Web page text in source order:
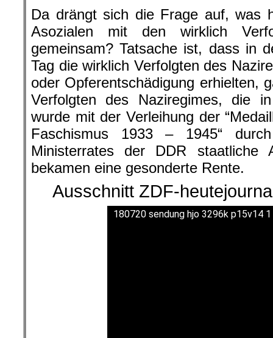
Da drängt sich die Frage auf, was
Asozialen mit den wirklich
gemeinsam? Tatsache ist, dass in
Tag die wirklich Verfolgten des
oder Opferentschädigung erhielten,
Verfolgten des Naziregimes, die
wurde mit der Verleihung der
Faschismus 1933 – 1945“
Ministerrates der DDR staatliche
bekamen eine gesonderte Rente.
Ausschnitt ZDF-
180720 sendung hjo 3296k p15v14 1